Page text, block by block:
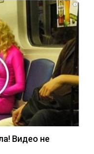
i
Видео не